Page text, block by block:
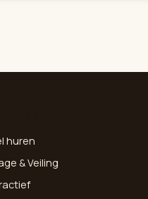
huren
& Veiling